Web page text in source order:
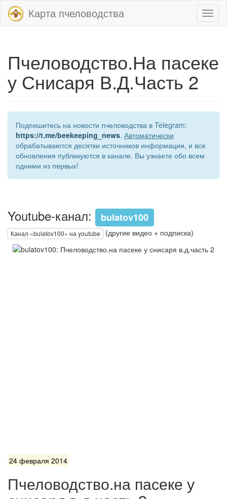
Карта пчеловодства
Пчеловодство.На пасеке
у Снисаря В.Д.Часть 2
Подпишитесь на новости пчеловодства в Telegram:
https://t.me/beekeeping_news. Автоматически
обрабатываются десятки источников информации, и все
обновления публикуются в канале. Вы узнаете обо всем
одними из первых!
Youtube-канал: bulatov100
Канал «bulatov100» на youtube (другие видео + подписка)
24 февраля 2014
Пчеловодство.на пасеке у